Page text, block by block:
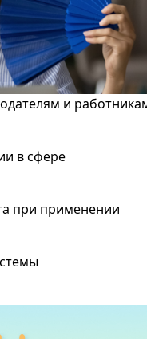
и
в сфере
при применении